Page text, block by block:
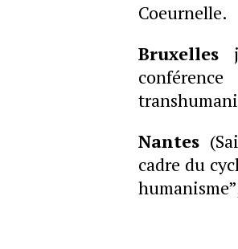
Coeurnelle.
Bruxelles
Nantes
cadre du